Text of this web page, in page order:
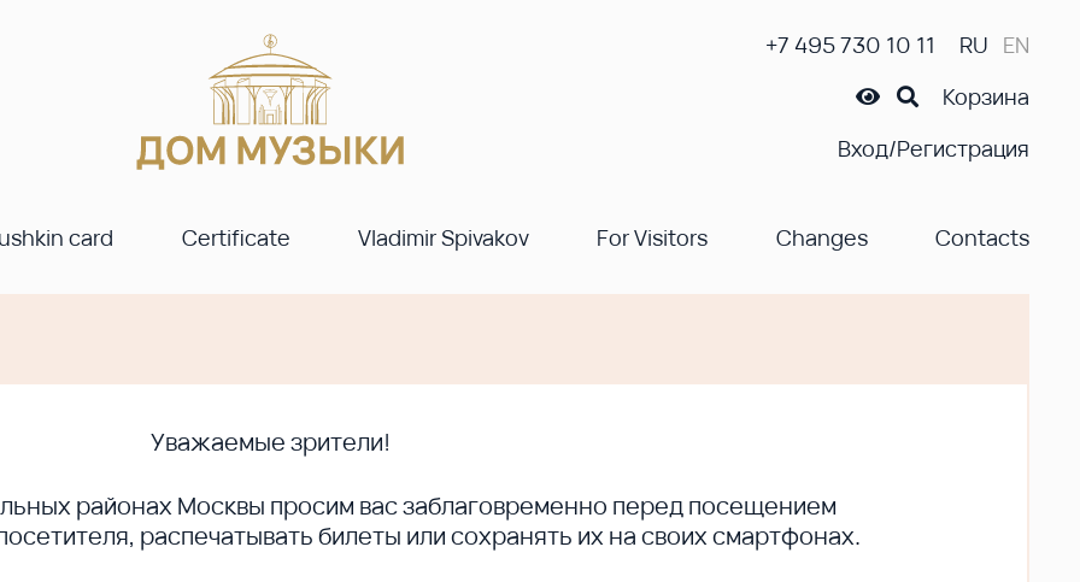
+7 495 730 10 11 RU EN
Корзина
Вход/Регистрация
card Certificate Vladimir Spivakov For Visitors Changes Contacts
Уважаемые зрители!
районах Москвы просим вас заблаговременно перед посещением
распечатывать билеты или сохранять их на своих смартфонах.